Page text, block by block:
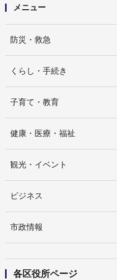
メニュー
防災・救急
くらし・手続き
子育て・教育
健康・医療・福祉
観光・イベント
ビジネス
市政情報
各区役所ページ